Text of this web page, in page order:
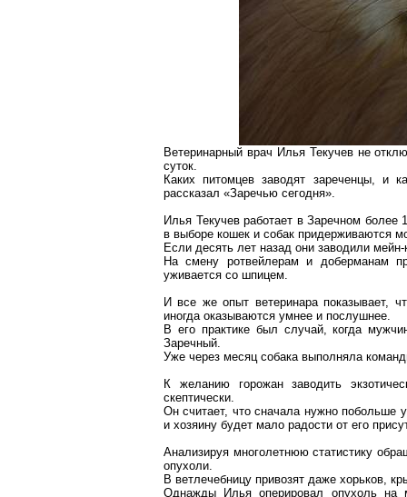
Ветеринарный врач Илья Текучев не
суток.
Каких питомцев заводят зареченцы, и
рассказал «Заречью сегодня».
Илья Текучев работает в Заречном более
в выборе кошек и собак придерживаются
Если десять лет назад они заводили мейн-
На смену ротвейлерам и доберманам
уживается со шпицем.
И все же опыт ветеринара показывает,
иногда оказываются умнее и послушнее.
В его практике был случай, когда
Заречный.
Уже через месяц собака выполняла
К желанию горожан заводить
скептически.
Он считает, что сначала нужнопобольше
и хозяину будет мало радости от его
Анализируя многолетнюю статистику
опухоли.
В ветлечебницу привозят даже хорьков,
Однажды Илья оперировал опухоль на